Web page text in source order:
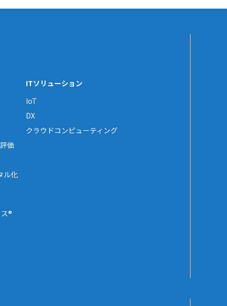
価
ル化
®
ITソリューション
IoT
DX
クラウドコンピューティング